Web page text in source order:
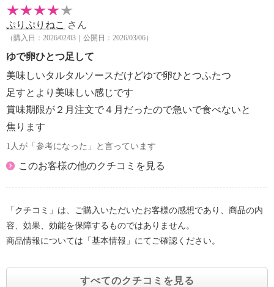
ぷりぷりねこ さん
（購入日：2026/02/03｜公開日：2026/03/06）
ゆで卵ひとつ足して
美味しいタルタルソースだけどゆで卵ひとつふたつ
足すとより美味しい感じです
賞味期限が２月注文で４月だったので急いで食べないと
焦ります
1人が「参考になった」と言っています
このお客様の他のクチコミを見る
「クチコミ」は、ご購入いただいたお客様の感想であり、商品の内
容、効果、効能を保障するものではありません。
商品情報については「基本情報」にてご確認ください。
すべてのクチコミを見る